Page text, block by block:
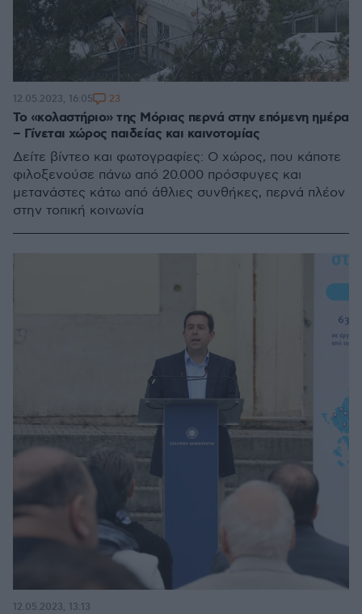
Το «κολαστήριο» της Μόριας περνά στην επόμενη ημέρα
– Γίνεται χώρος παιδείας και καινοτομίας
Δείτε βίντεο και φωτογραφίες: Ο χώρος, που κάποτε
φιλοξενούσε πάνω από 20.000 πρόσφυγες και
μετανάστες κάτω από άθλιες συνθήκες, περνά πλέον
στην τοπική κοινωνία
12.05.2023, 16:05 23
12.05.2023, 13:13